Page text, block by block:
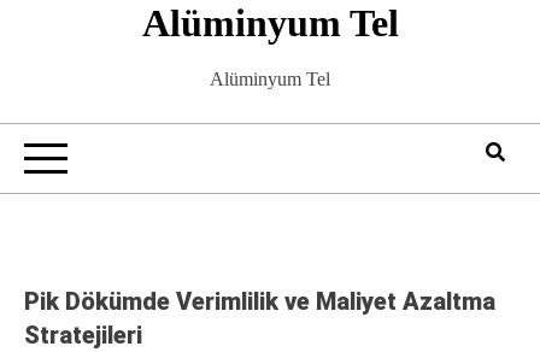
Alüminyum Tel
Alüminyum Tel
Pik Dökümde Verimlilik ve Maliyet Azaltma
Stratejileri